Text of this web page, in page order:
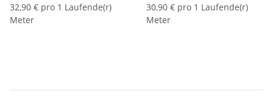
32,90 € pro 1 Laufende(r)
Meter
30,90 € pro 1 Laufende(r)
Meter